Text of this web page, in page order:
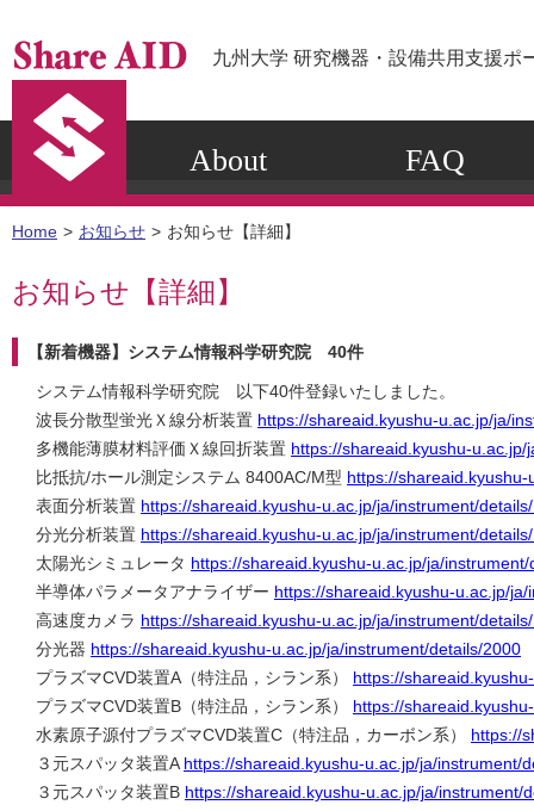
九州大学 研究機器・設備共用支援ポ
About FAQ
Home お知らせ お知らせ【詳細】
お知らせ【詳細】
【新着機器】システム情報科学研究院 40件
システム情報科学研究院 以下40件登録いたしました。
波長分散型蛍光Ｘ線分析装置 https://shareaid.kyushu-u.ac.jp/ja/
多機能薄膜材料評価Ｘ線回折装置 https://shareaid.kyushu-
比抵抗/ホール測定システム 8400AC/M型 https://
表面分析装置 https://shareaid.kyushu-u.ac.jp/ja/instrument/
分光分析装置 https://shareaid.kyushu-u.ac.jp/ja/instrument/
太陽光シミュレータ https://shareaid.kyushu-u.ac.jp/ja/
半導体パラメータアナライザー https://shareaid.kyushu-u.ac.jp/
高速度カメラ https://shareaid.kyushu-u.ac.jp/ja/instrument/
分光器 https://shareaid.kyushu-u.ac.jp/ja/instrument/details/2000
プラズマCVD装置A（特注品，シラン系）
https://
プラズマCVD装置B（特注品，シラン系）
https://
水素原子源付プラズマCVD装置C（特注品，カーボン系）
https://
３元スパッタ装置A https://shareaid.kyushu-u.ac.jp/ja/instrument/
３元スパッタ装置B https://shareaid.kyushu-u.ac.jp/ja/instrument/